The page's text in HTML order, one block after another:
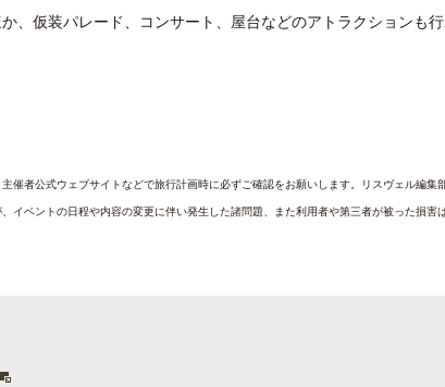
、仮装パレード、コンサート、屋台などのアトラクションも行
催者公式ウェブサイトなどで旅行計画時に必ずご確認をお願いします。リスヴェル編集
イベントの日程や内容の変更に伴い発生した諸問題、また利用者や第三者が被った損害